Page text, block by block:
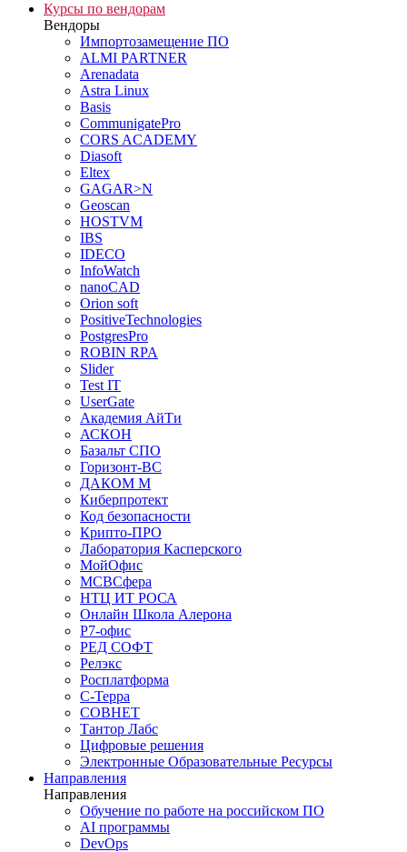
Курсы по вендорам
Вендоры
Импортозамещение ПО
ALMI PARTNER
Arenadata
Astra Linux
Basis
CommunigatePro
CORS ACADEMY
Diasoft
Eltex
GAGAR>N
Geoscan
HOSTVM
IBS
IDECO
InfoWatch
nanoCAD
Orion soft
PositiveTechnologies
PostgresPro
ROBIN RPA
Slider
Test IT
UserGate
Академия АйТи
АСКОН
Базальт СПО
Горизонт-ВС
ДАКОМ М
Киберпротект
Код безопасности
Крипто-ПРО
Лаборатория Касперского
МойОфис
МСВСфера
НТЦ ИТ РОСА
Онлайн Школа Алерона
Р7-офис
РЕД СОФТ
Релэкс
Росплатформа
С-Терра
СОВНЕТ
Тантор Лабс
Цифровые решения
Электронные Образовательные Ресурсы
Направления
Направления
Обучение по работе на российском ПО
AI программы
DevOps